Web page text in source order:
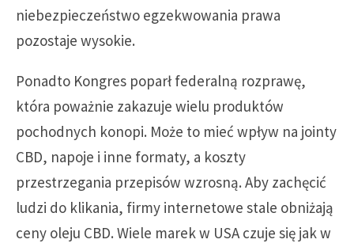
niebezpieczeństwo egzekwowania prawa
pozostaje wysokie.
Ponadto Kongres poparł federalną rozprawę,
która poważnie zakazuje wielu produktów
pochodnych konopi. Może to mieć wpływ na jointy
CBD, napoje i inne formaty, a koszty
przestrzegania przepisów wzrosną. Aby zachęcić
ludzi do klikania, firmy internetowe stale obniżają
ceny oleju CBD. Wiele marek w USA czuje się jak w